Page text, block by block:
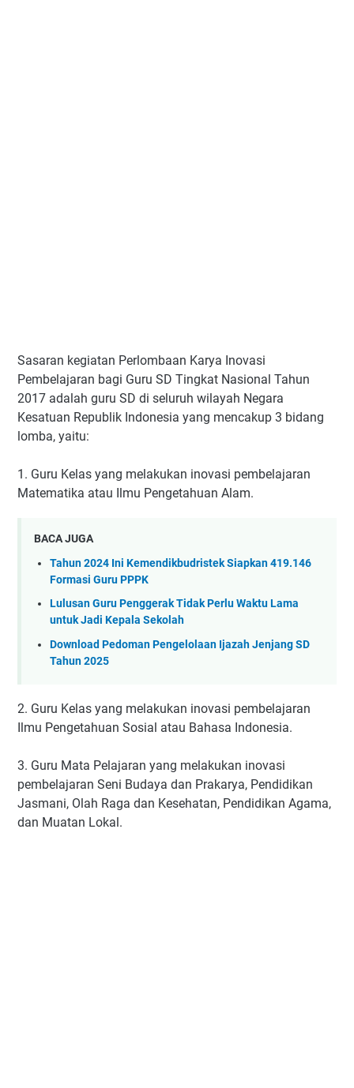
Sasaran kegiatan Perlombaan Karya Inovasi
Pembelajaran bagi Guru SD Tingkat Nasional Tahun
2017 adalah guru SD di seluruh wilayah Negara
Kesatuan Republik Indonesia yang mencakup 3 bidang
lomba, yaitu:
1. Guru Kelas yang melakukan inovasi pembelajaran
Matematika atau Ilmu Pengetahuan Alam.
BACA JUGA
Tahun 2024 Ini Kemendikbudristek Siapkan 419.146
Formasi Guru PPPK
Lulusan Guru Penggerak Tidak Perlu Waktu Lama
untuk Jadi Kepala Sekolah
Download Pedoman Pengelolaan Ijazah Jenjang SD
Tahun 2025
2. Guru Kelas yang melakukan inovasi pembelajaran
Ilmu Pengetahuan Sosial atau Bahasa Indonesia.
3. Guru Mata Pelajaran yang melakukan inovasi
pembelajaran Seni Budaya dan Prakarya, Pendidikan
Jasmani, Olah Raga dan Kesehatan, Pendidikan Agama,
dan Muatan Lokal.